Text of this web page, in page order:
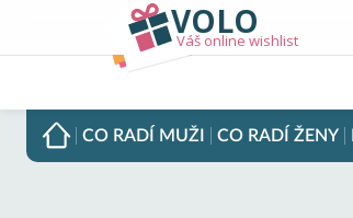
VOLO
Váš online wishlist
CO RADÍ MUŽI CO RADÍ ŽENY